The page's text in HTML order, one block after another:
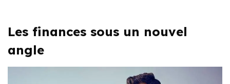
Les finances sous un nouvel
angle